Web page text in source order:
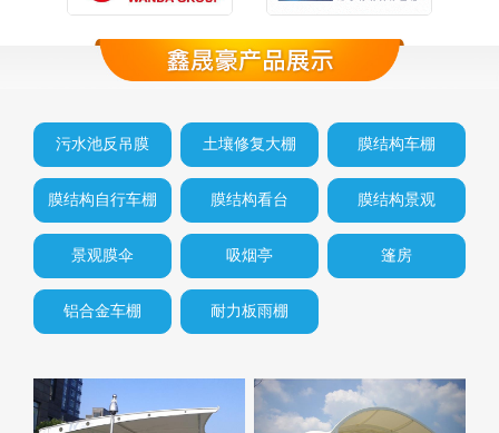
污水池反吊膜 土壤修复大棚 膜结构车棚
膜结构自行车棚 膜结构看台 膜结构景观
景观膜伞 吸烟亭 篷房
铝合金车棚 耐力板雨棚